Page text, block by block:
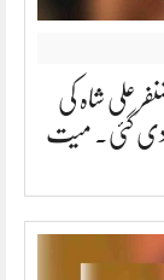
علی شاہ کی
کر دی گئی۔ میت